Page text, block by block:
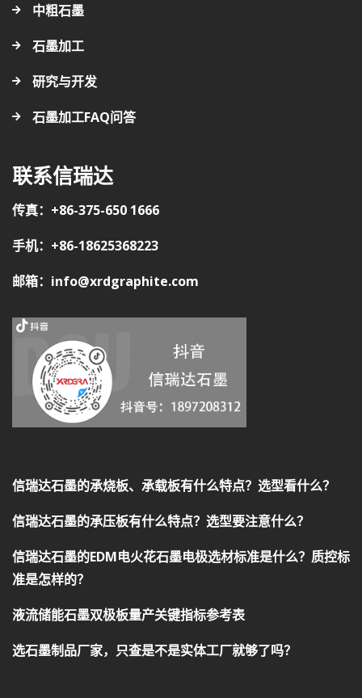
中粗石墨
石墨加工
研究与开发
石墨加工FAQ问答
联系信瑞达
传真：+86-375-650 1666
手机：+86-18625368223
邮箱：info@xrdgraphite.com
信瑞达石墨的承烧板、承载板有什么特点？选型看什么？
信瑞达石墨的承压板有什么特点？选型要注意什么？
信瑞达石墨的EDM电火花石墨电极选材标准是什么？质控标
准是怎样的？
液流储能石墨双极板量产关键指标参考表
选石墨制品厂家，只查是不是实体工厂就够了吗？